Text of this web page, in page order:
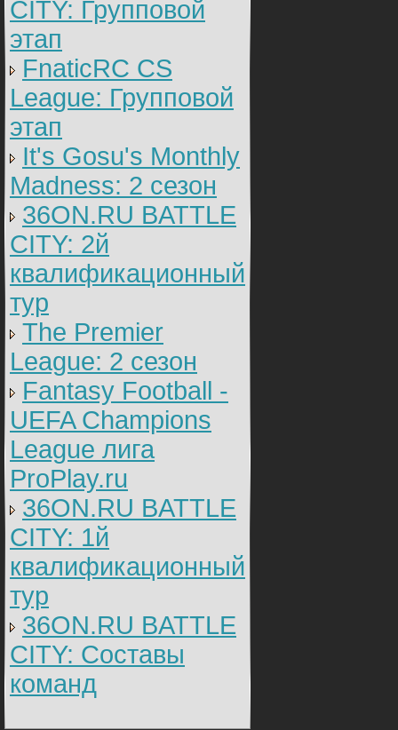
CITY: Групповой
этап
FnaticRC CS
League: Групповой
этап
It's Gosu's Monthly
Madness: 2 сезон
36ON.RU BATTLE
CITY: 2й
квалификационный
тур
The Premier
League: 2 cезон
Fantasy Football -
UEFA Champions
League лига
ProPlay.ru
36ON.RU BATTLE
CITY: 1й
квалификационный
тур
36ON.RU BATTLE
CITY: Составы
команд